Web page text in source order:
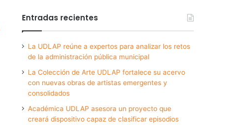
Entradas recientes
La UDLAP reúne a expertos para analizar los retos
de la administración pública municipal
La Colección de Arte UDLAP fortalece su acervo
con nuevas obras de artistas emergentes y
consolidados
Académica UDLAP asesora un proyecto que
creará dispositivo capaz de clasificar episodios